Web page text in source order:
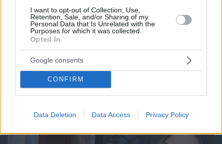
I want to opt-out of Collection, Use,
Retention, Sale, and/or Sharing of my
Personal Data that Is Unrelated with the
Purposes for which it was collected.
Opted In
Google consents
CONFIRM
Data Deletion Data Access Privacy Policy
Cut The Rope Northern Heights
ΔΕΙΤΕ ΟΛΑ ΤΑ GAMES